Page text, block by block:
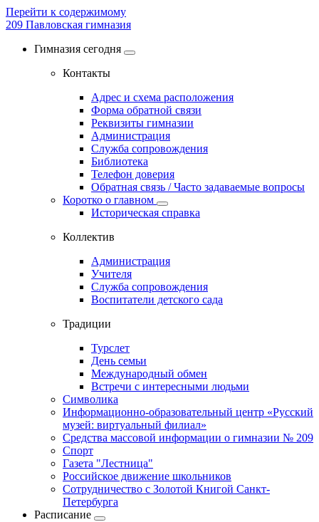
Перейти к содержимому
209 Павловская гимназия
Гимназия сегодня
Контакты
Адрес и схема расположения
Форма обратной связи
Реквизиты гимназии
Администрация
Служба сопровождения
Библиотека
Телефон доверия
Обратная связь / Часто задаваемые вопросы
Коротко о главном
Историческая справка
Коллектив
Администрация
Учителя
Служба сопровождения
Воспитатели детского сада
Традиции
Турслет
День семьи
Международный обмен
Встречи с интересными людьми
Символика
Информационно-образовательный центр «Русский
музей: виртуальный филиал»
Средства массовой информации о гимназии № 209
Спорт
Газета "Лестница"
Российское движение школьников
Сотрудничество с Золотой Книгой Санкт-
Петербурга
Расписание